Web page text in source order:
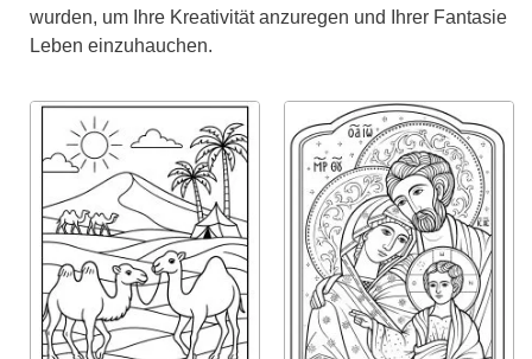
wurden, um Ihre Kreativität anzuregen und Ihrer Fantasie
Leben einzuhauchen.